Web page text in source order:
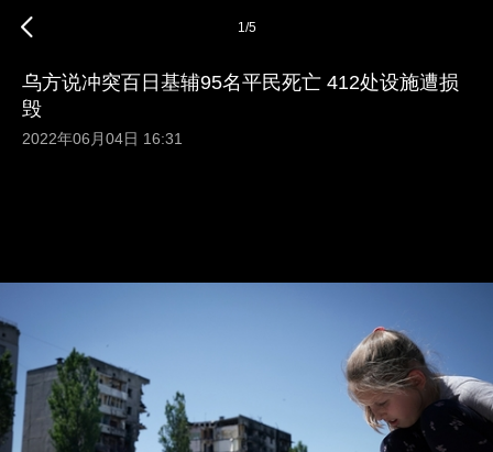
1/5
乌方说冲突百日基辅95名平民死亡 412处设施遭损
毁
2022年06月04日 16:31